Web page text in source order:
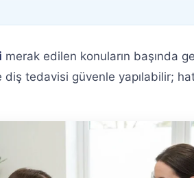
merak edilen konuların başında
tedavisi güvenle yapılabilir;